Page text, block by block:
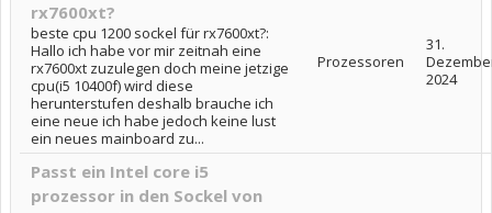
rx7600xt?
beste cpu 1200 sockel für rx7600xt?:
Hallo ich habe vor mir zeitnah eine
rx7600xt zuzulegen doch meine jetzige
cpu(i5 10400f) wird diese
herunterstufen deshalb brauche ich
eine neue ich habe jedoch keine lust
ein neues mainboard zu...
Prozessoren
31.
2024
Passt ein Intel core i5
prozessor in den Sockel von